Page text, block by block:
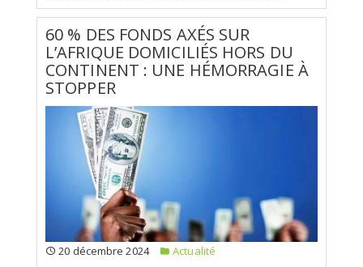
60 % DES FONDS AXÉS SUR
L’AFRIQUE DOMICILIÉS HORS DU
CONTINENT : UNE HÉMORRAGIE À
STOPPER
20 décembre 2024
Actualité